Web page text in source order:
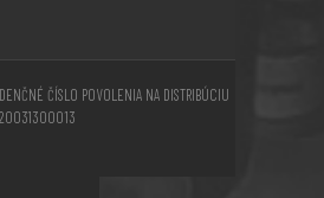
ČÍSLO POVOLENIA NA DISTRIBÚCIU